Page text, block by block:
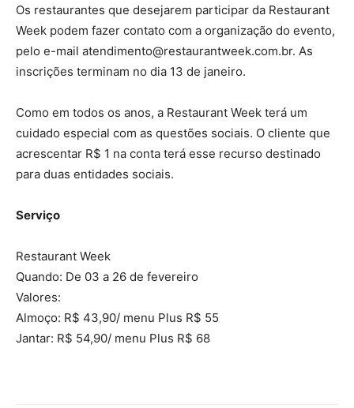
Os restaurantes que desejarem participar da Restaurant
Week podem fazer contato com a organização do evento,
pelo e-mail atendimento@restaurantweek.com.br. As
inscrições terminam no dia 13 de janeiro.
Como em todos os anos, a Restaurant Week terá um
cuidado especial com as questões sociais. O cliente que
acrescentar R$ 1 na conta terá esse recurso destinado
para duas entidades sociais.
Serviço
Restaurant Week
Quando: De 03 a 26 de fevereiro
Valores:
Almoço: R$ 43,90/ menu Plus R$ 55
Jantar: R$ 54,90/ menu Plus R$ 68